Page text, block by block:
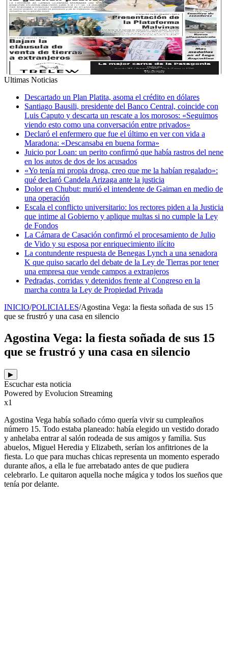
Ultimas Noticias
Descartado un Plan Platita, asoma el crédito en dólares
Santiago Bausili, presidente del Banco Central, coincide con
Luis Caputo y descarta un rescate a los morosos: «Seguimos
viendo esto como una conversación entre privados»
Declaró el enfermero que fue el último en ver con vida a
Maradona: «Descansaba en buena forma»
Juicio por Loan: un perito confirmó que había rastros del nene
en los autos de dos de los acusados
«Yo tenía mi propia droga, creo que me la habían regalado»:
qué declaró Candela Arizaga ante la justicia
Dolor en Chubut: murió el intendente de Gaiman en medio de
una operación
Escala el conflicto universitario: los rectores piden a la Justicia
que intime al Gobierno y aplique multas si no cumple la Ley
de Fondos
La Cámara de Casación confirmó el procesamiento de Julio
de Vido y su esposa por enriquecimiento ilícito
La contundente respuesta de Benegas Lynch a una senadora
K que quiso sacarlo del debate de la Ley de Tierras por tener
una empresa que vende campos a extranjeros
Pedradas, corridas y detenidos frente al Congreso en la
marcha contra la Ley de Propiedad Privada
INICIO/POLICIALES/Agostina Vega: la fiesta soñada de sus 15
que se frustró y una casa en silencio
Agostina Vega: la fiesta soñada de sus 15
que se frustró y una casa en silencio
▶
Escuchar esta noticia
Powered by Evolucion Streaming
x1
Agostina Vega había soñado cómo quería vivir su cumpleaños
número 15. Todo estaba planeado: había elegido un vestido dorado
y anhelaba entrar al salón rodeada de sus amigos y familia. Sus
abuelos, Miguel Heredia y Elizabeth, serían los anfitriones de la
fiesta. Lo que para muchas chicas representa un momento esperado
durante años, a ella le fue arrebatado antes de que pudiera
celebrarlo. Le quitaron aquella noche mágica y todos los sueños que
tenía por delante.